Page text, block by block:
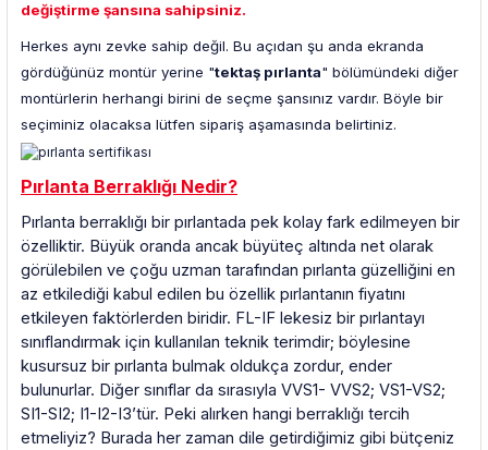
değiştirme şansına sahipsiniz.
Herkes aynı zevke sahip değil. Bu açıdan şu anda ekranda
gördüğünüz montür yerine "tektaş pırlanta" bölümündeki diğer
montürlerin herhangi birini de seçme şansınız vardır. Böyle bir
seçiminiz olacaksa lütfen sipariş aşamasında belirtiniz.
Pırlanta Berraklığı Nedir?
Pırlanta berraklığı bir pırlantada pek kolay fark edilmeyen bir
özelliktir. Büyük oranda ancak büyüteç altında net olarak
görülebilen ve çoğu uzman tarafından pırlanta güzelliğini en
az etkilediği kabul edilen bu özellik pırlantanın fiyatını
etkileyen faktörlerden biridir. FL-IF lekesiz bir pırlantayı
sınıflandırmak için kullanılan teknik terimdir; böylesine
kusursuz bir pırlanta bulmak oldukça zordur, ender
bulunurlar. Diğer sınıflar da sırasıyla VVS1- VVS2; VS1-VS2;
SI1-SI2; I1-I2-I3’tür. Peki alırken hangi berraklığı tercih
etmeliyiz? Burada her zaman dile getirdiğimiz gibi bütçeniz